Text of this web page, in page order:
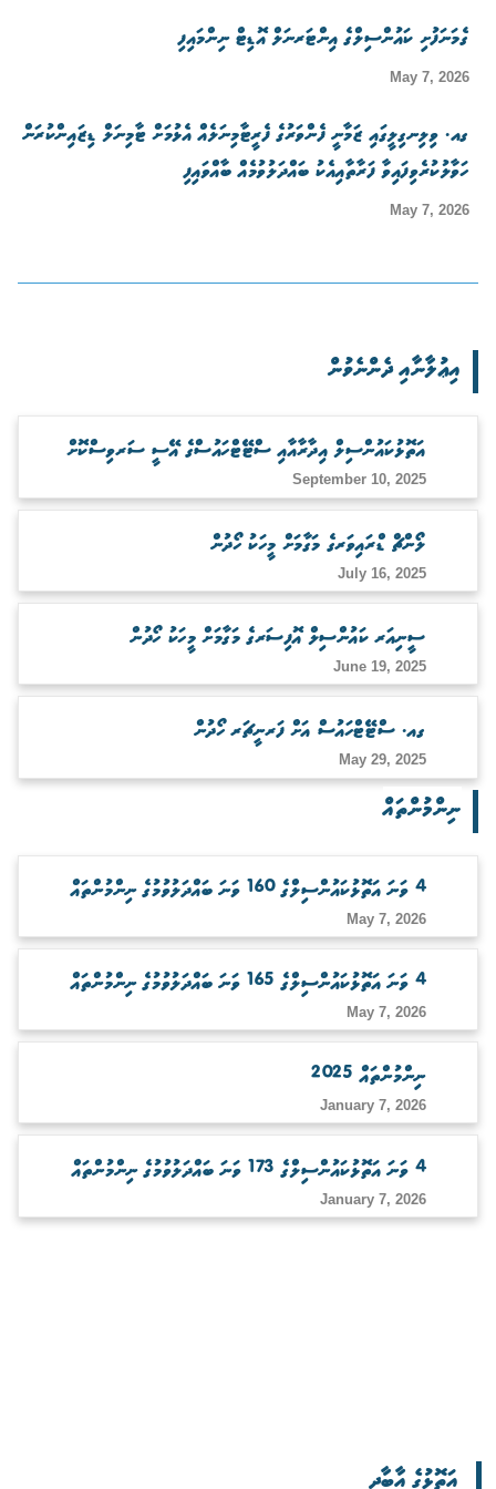
ގެމަނަފުށި ކައުންސިލްގެ އިންޓަރނަލް އޮޑިޓް ނިންމައިފި
May 7, 2026
ގއ. ވިލިނގިލީގައި ޒަމާނީ ފެންވަރުގެ ފެރީޓާމިނަލެއް އެޅުމަށް ޓާމިނަލް ޑިޒައިންކުރަން
ހަވާލުކުރެވިފައިވާ ފަރާތާއިއެކު ބައްދަލުވުމެއް ބާއްވައިފި
May 7, 2026
އިޢުލާނާއި ދެންނެވުން
އަތޮޅުކައުންސިލް އިދާރާއާއި ސްޓޭޓްހައުސްގެ އޭސީ ސަރވިސްކޮށް
ބަލަހައްޓާނެ ފަރާތެއް ހޯދުން
September 10, 2025
ލޯންޗް ޑްރައިވަރގެ މަގާމަށް މީހަކު ހޯދުން
July 16, 2025
ސީނިއަރ ކައުންސިލް އޮފިސަރގެ މަގާމަށް މީހަކު ހޯދުން
June 19, 2025
ގއ. ސްޓޭޓްހައުސް އަށް ފަރނީޗަރ ހޯދުން
May 29, 2025
ނިންމުންތައް
4 ވަނަ އަތޮޅުކައުންސިލްގެ 160 ވަނަ ބައްދަލުވުމުގެ ނިންމުންތައް
May 7, 2026
4 ވަނަ އަތޮޅުކައުންސިލްގެ 165 ވަނަ ބައްދަލުވުމުގެ ނިންމުންތައް
May 7, 2026
ނިންމުންތައް 2025
January 7, 2026
4 ވަނަ އަތޮޅުކައުންސިލްގެ 173 ވަނަ ބައްދަލުވުމުގެ ނިންމުންތައް
January 7, 2026